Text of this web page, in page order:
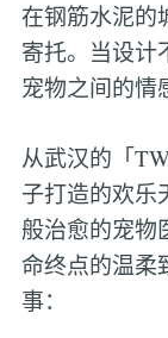
在钢筋水泥的
寄托。当设计
宠物之间的情
从武汉的「
子打造的欢乐
般治愈的宠物
命终点的温
事：